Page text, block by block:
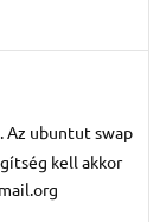
Az ubuntut swap
kell akkor